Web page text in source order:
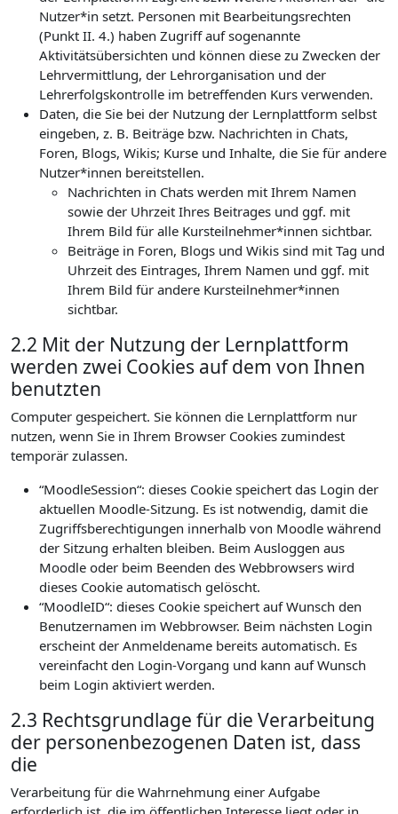
Nutzer*in setzt. Personen mit Bearbeitungsrechten
(Punkt II. 4.) haben Zugriff auf sogenannte
Aktivitätsübersichten und können diese zu Zwecken der
Lehrvermittlung, der Lehrorganisation und der
Lehrerfolgskontrolle im betreffenden Kurs verwenden.
Daten, die Sie bei der Nutzung der Lernplattform selbst
eingeben, z. B. Beiträge bzw. Nachrichten in Chats,
Foren, Blogs, Wikis; Kurse und Inhalte, die Sie für andere
Nutzer*innen bereitstellen.
Nachrichten in Chats werden mit Ihrem Namen
sowie der Uhrzeit Ihres Beitrages und ggf. mit
Ihrem Bild für alle Kursteilnehmer*innen sichtbar.
Beiträge in Foren, Blogs und Wikis sind mit Tag und
Uhrzeit des Eintrages, Ihrem Namen und ggf. mit
Ihrem Bild für andere Kursteilnehmer*innen
sichtbar.
2.2 Mit der Nutzung der Lernplattform
werden zwei Cookies auf dem von Ihnen
benutzten
Computer gespeichert. Sie können die Lernplattform nur
nutzen, wenn Sie in Ihrem Browser Cookies zumindest
temporär zulassen.
“MoodleSession“: dieses Cookie speichert das Login der
aktuellen Moodle-Sitzung. Es ist notwendig, damit die
Zugriffsberechtigungen innerhalb von Moodle während
der Sitzung erhalten bleiben. Beim Ausloggen aus
Moodle oder beim Beenden des Webbrowsers wird
dieses Cookie automatisch gelöscht.
“MoodleID“: dieses Cookie speichert auf Wunsch den
Benutzernamen im Webbrowser. Beim nächsten Login
erscheint der Anmeldename bereits automatisch. Es
vereinfacht den Login-Vorgang und kann auf Wunsch
beim Login aktiviert werden.
2.3 Rechtsgrundlage für die Verarbeitung
der personenbezogenen Daten ist, dass
die
Verarbeitung für die Wahrnehmung einer Aufgabe